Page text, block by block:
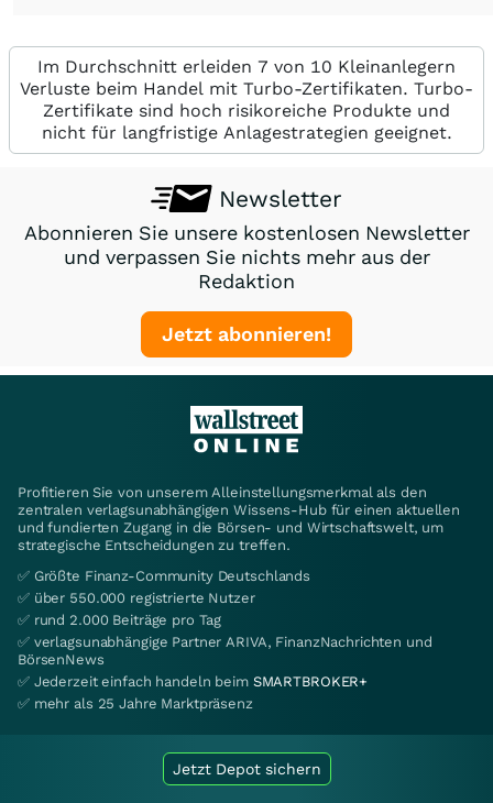
Im Durchschnitt erleiden 7 von 10 Kleinanlegern
Verluste beim Handel mit Turbo-Zertifikaten. Turbo-
Zertifikate sind hoch risikoreiche Produkte und
nicht für langfristige Anlagestrategien geeignet.
Newsletter
Abonnieren Sie unsere kostenlosen Newsletter
und verpassen Sie nichts mehr aus der
Redaktion
Jetzt abonnieren!
Profitieren Sie von unserem Alleinstellungsmerkmal als den
zentralen verlagsunabhängigen Wissens-Hub für einen aktuellen
und fundierten Zugang in die Börsen- und Wirtschaftswelt, um
strategische Entscheidungen zu treffen.
✅ Größte Finanz-Community Deutschlands
✅ über 550.000 registrierte Nutzer
✅ rund 2.000 Beiträge pro Tag
✅ verlagsunabhängige Partner ARIVA, FinanzNachrichten und
BörsenNews
✅ Jederzeit einfach handeln beim SMARTBROKER+
✅ mehr als 25 Jahre Marktpräsenz
Jetzt Depot sichern